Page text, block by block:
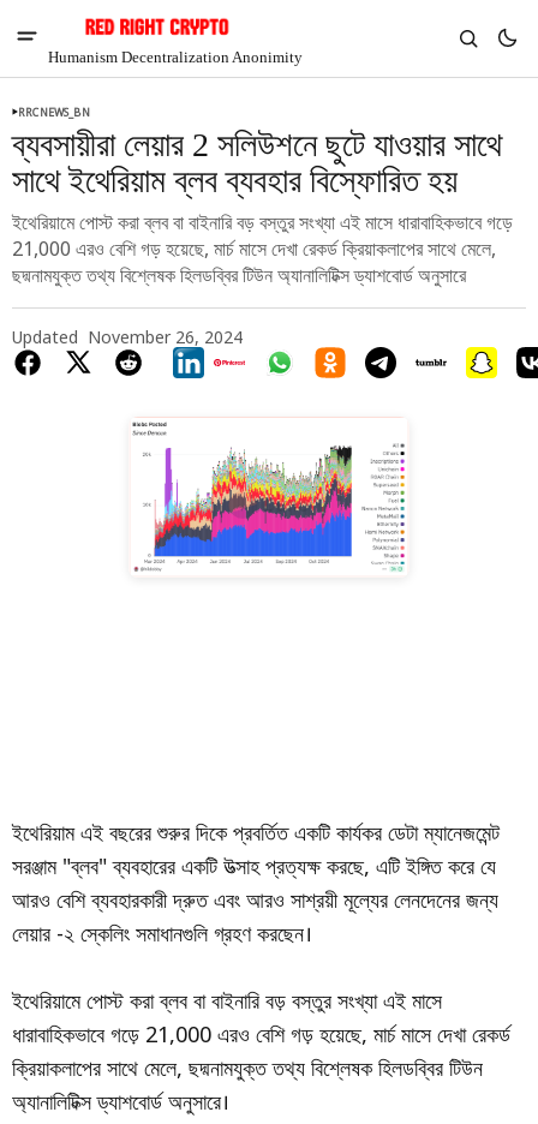
Humanism Decentralization Anonimity
Chia
RRCNEWS_BN
ব্যবসায়ীরা লেয়ার 2 সলিউশনে ছুটে যাওয়ার সাথে
সাথে ইথেরিয়াম ব্লব ব্যবহার বিস্ফোরিত হয়
ইথেরিয়ামে পোস্ট করা ব্লব বা বাইনারি বড় বস্তুর সংখ্যা এই মাসে ধারাবাহিকভাবে গড়ে
21,000 এরও বেশি গড় হয়েছে, মার্চ মাসে দেখা রেকর্ড ক্রিয়াকলাপের সাথে মেলে,
ছদ্মনামযুক্ত তথ্য বিশ্লেষক হিলডব্বির টিউন অ্যানালিটিক্স ড্যাশবোর্ড অনুসারে
Updated November 26, 2024
ইথেরিয়াম এই বছরের শুরুর দিকে প্রবর্তিত একটি কার্যকর ডেটা ম্যানেজমেন্ট
সরঞ্জাম "ব্লব" ব্যবহারের একটি উত্সাহ প্রত্যক্ষ করছে, এটি ইঙ্গিত করে যে
আরও বেশি ব্যবহারকারী দ্রুত এবং আরও সাশ্রয়ী মূল্যের লেনদেনের জন্য
লেয়ার -২ স্কেলিং সমাধানগুলি গ্রহণ করছেন।
ইথেরিয়ামে পোস্ট করা ব্লব বা বাইনারি বড় বস্তুর সংখ্যা এই মাসে
ধারাবাহিকভাবে গড়ে 21,000 এরও বেশি গড় হয়েছে, মার্চ মাসে দেখা রেকর্ড
ক্রিয়াকলাপের সাথে মেলে, ছদ্মনামযুক্ত তথ্য বিশ্লেষক হিলডব্বির টিউন
অ্যানালিটিক্স ড্যাশবোর্ড অনুসারে।